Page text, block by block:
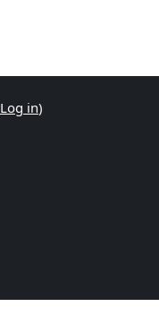
Log in)